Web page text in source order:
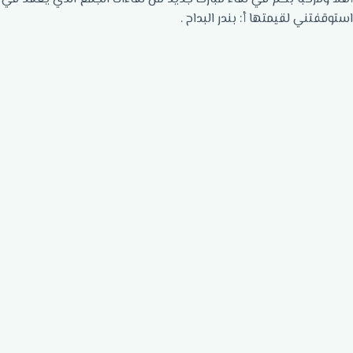
استوقفتني لقيمتها أ: بندر البداح .